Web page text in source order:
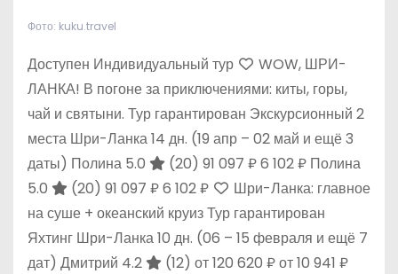
Фото: kuku.travel
Доступен Индивидуальный тур
WOW, ШРИ-
ЛАНКА! В погоне за приключениями: киты, горы,
чай и святыни. Тур гарантирован Экскурсионный 2
места Шри-Ланка14 дн. (19 апр – 02 май и ещё 3
даты) Полина 5.0 (20) 91 097 ₽6 102 ₽ Полина
5.0
(20) 91 097 ₽6 102 ₽
Шри-Ланка: главное
на суше + океанский круиз Тур гарантирован
Яхтинг Шри-Ланка10 дн. (06 – 15 февраля и ещё 7
дат) Дмитрий 4.2 (12) от 120 620 ₽от 10 941 ₽